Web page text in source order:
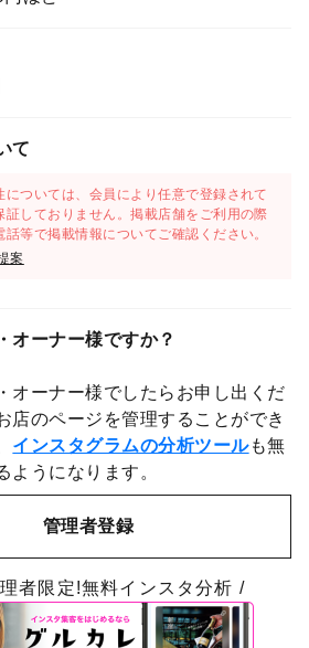
て
については、会員により任意で登録されて
証しておりません。掲載店舗をご利用の際
話等で掲載情報についてご確認ください。
案
オーナー様ですか？
オーナー様でしたらお申し出くだ
店のページを管理することができ
インスタグラムの分析ツールも無
ようになります。
管理者登録
者限定!無料インスタ分析 /